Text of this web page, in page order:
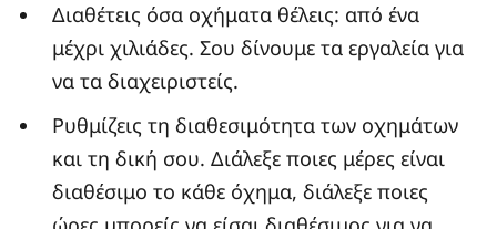
Διαθέτεις όσα οχήματα θέλεις: από ένα
μέχρι χιλιάδες. Σου δίνουμε τα εργαλεία για
να τα διαχειριστείς.
Ρυθμίζεις τη διαθεσιμότητα των οχημάτων
και τη δική σου. Διάλεξε ποιες μέρες είναι
διαθέσιμο το κάθε όχημα, διάλεξε ποιες